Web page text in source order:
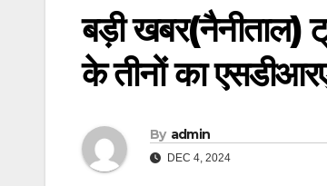
बड़ी खबर(नैनीताल)
के तीनों का
By admin
DEC 4, 2024